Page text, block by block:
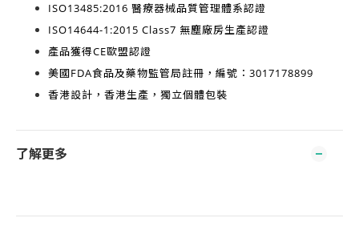
ISO13485:2016 醫療器械品質管理體系認證
ISO14644-1:2015 Class7 無塵廠房生產認證
產品獲得CE歐盟認證
美國FDA食品及藥物監管局註冊，編號：3017178899
香港設計，香港生產 ，獨立個體包裝
了解更多